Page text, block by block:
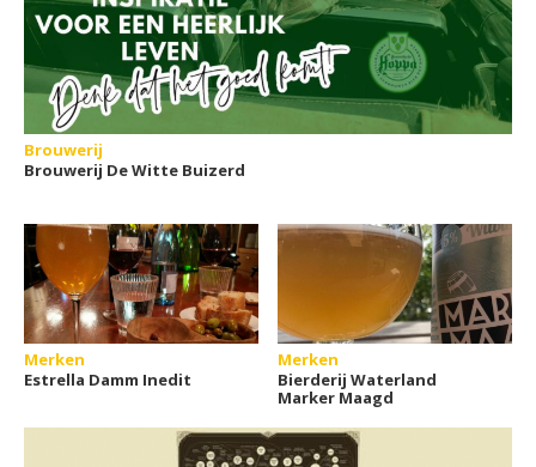
Brouwerij
Brouwerij De Witte Buizerd
Merken
Estrella Damm Inedit
Merken
Bierderij Waterland
Marker Maagd